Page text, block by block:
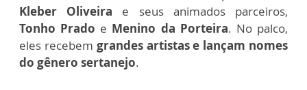
Kleber Oliveira e seus animados parceiros,
Tonho Prado e Menino da Porteira. No palco,
eles recebem grandes artistas e lançam nomes
do gênero sertanejo.